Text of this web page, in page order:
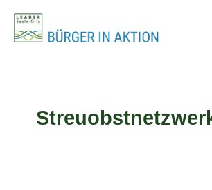
Inhalt
springen